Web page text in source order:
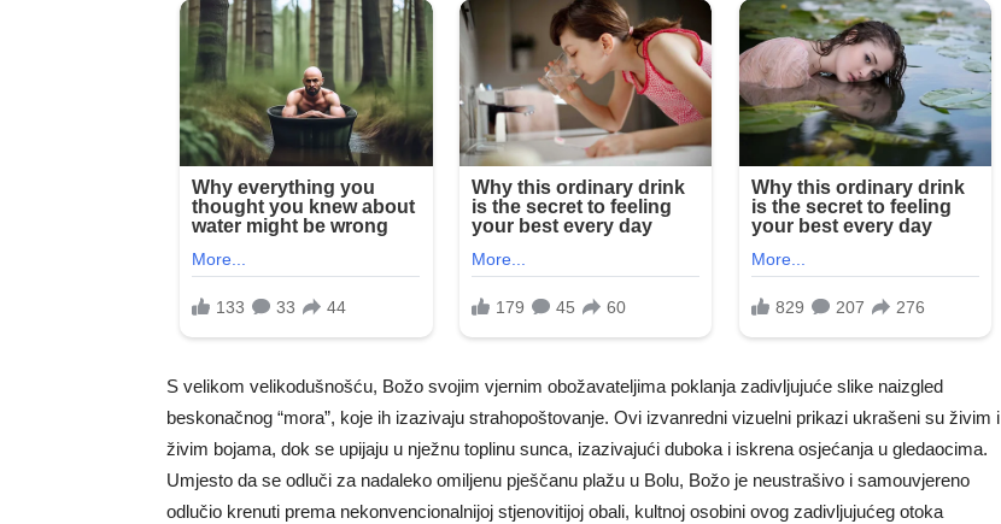
S velikom velikodušnošću, Božo svojim vjernim obožavateljima poklanja zadivljujuće slike naizgled
beskonačnog “mora”, koje ih izazivaju strahopoštovanje. Ovi izvanredni vizuelni prikazi ukrašeni su živim i
živim bojama, dok se upijaju u nježnu toplinu sunca, izazivajući duboka i iskrena osjećanja u gledaocima.
Umjesto da se odluči za nadaleko omiljenu pješčanu plažu u Bolu, Božo je neustrašivo i samouvjereno
odlučio krenuti prema nekonvencionalnijoj stjenovitijoj obali, kultnoj osobini ovog zadivljujućeg otoka